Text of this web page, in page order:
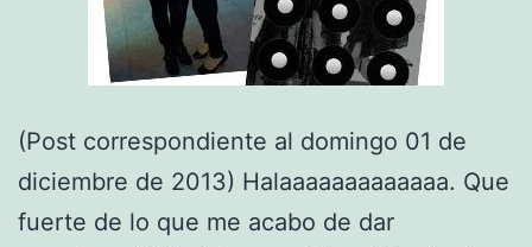
(Post correspondiente al domingo 01 de
diciembre de 2013) Halaaaaaaaaaaaaa. Que
fuerte de lo que me acabo de dar